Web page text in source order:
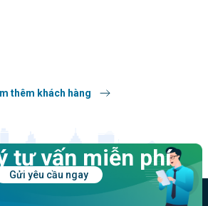
thêm khách hàng
tư vấn miễn phí
Gửi yêu cầu ngay